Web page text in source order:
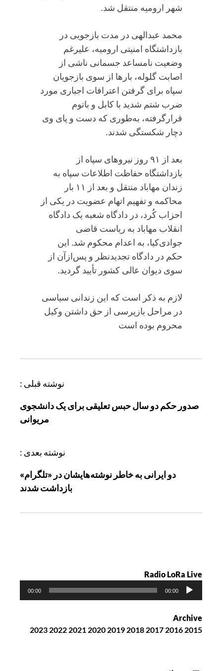
شهر ارومیه منتقل شد.
محمد عبدالهی در مدت بازجویی در
بازداشتگاه امنیتی ارومیه، علیرغم
وضعیت نامساعد جسمانی ناشی از
اصابت گلوله، بار‌ها از سوی بازجویان
سپاه برای گرفتن اعترافات اجباری مورد
ضرب شتم شدید با کابل و باتوم
قرارگرفته، به‌طوری که دست و پای وی
دچار شکستگی شدند.
بعد از ۹۱ روز نیروهای سپاه از
بازداشتگاه حفاظت اطلاعات سپاه به
زندان مهاباد منتقل و بعد از ۱۱ بار
محاکمه و تفهیم اتهام عضویت در یکی از
احزاب کُرد، در دادگاه شعبه یک دادگاه
انقلاب مهاباد به ریاست قاضی
جوادی‌کیا، به اعدام محکوم شد. این
حکم در دادگاه تجدیدنظر و پس‌ازآن از
سوی دیوان عالی کشور تأیید گردید.
لازم به ذکر است که این زندانی سیاسی
در مراحل بازپرسی از حق داشتن وکیل
محروم بوده است
ه
ه
نوشته قبلی :
صدور حکم دو سال حبس تعلیقی برای یک دانشجوی
مریوانی
نوشته بعدی :
دو ایرانی به خاطر نوشته‌هایشان در «تلگرام»
بازداشت شدند
Radio LoRa Live
ک
ن
ه
00:00
00:00
Archive
2015
2016
2017
2018
2019
2020
2021
2022
2023